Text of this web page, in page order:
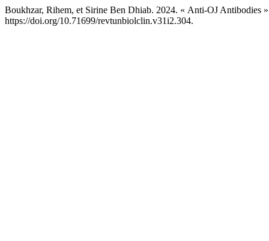
Boukhzar, Rihem, et Sirine Ben Dhiab. 2024. « Anti-OJ Antibodies
https://doi.org/10.71699/revtunbiolclin.v31i2.304.